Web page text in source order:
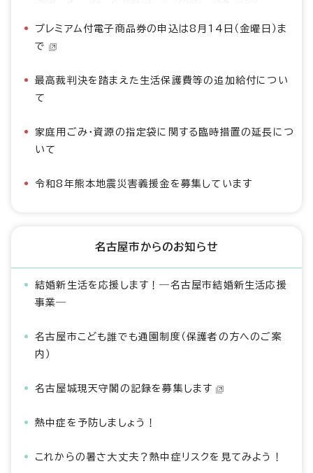
プレミアム付電子商品券の申込は8月14日（金曜日）ま
で
最高裁判決を踏まえた生活保護費等の追加給付につい
て
家庭用ごみ・資源の指定袋に関する臨時措置の延長につ
いて
令和8年熊本地震災害義援金を募集しています
名古屋市からのお知らせ
結婚新生活を応援します！―名古屋市結婚新生活応援
事業―
名古屋市こども誰でも通園制度（保護者の方へのご案
内）
名古屋城現天守閣の記録を募集します
熱中症を予防しましょう！
これからの暑さ大丈夫？熱中症リスクを見てみよう！